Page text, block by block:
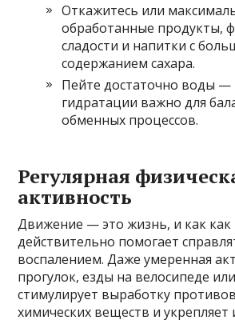
Откажитесь или
обработанные продукты,
сладости и напитки с
содержанием сахара.
Пейте достаточно воды
гидратации важно для
обменных процессов.
Регулярная
активность
Движение — это жизнь, и как как
действительно помогает
воспалением. Даже умеренная
прогулок, езды на велосипеде
стимулирует выработку
химических веществ и укрепляет